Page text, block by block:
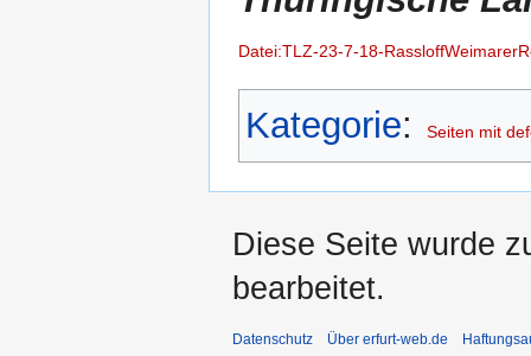
Datei:TLZ-23-7-18-
Kategorie: Seiten mit
Diese Seite wurde
bearbeitet.
Datenschutz Über erfurt-web.de